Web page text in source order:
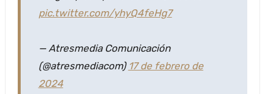
pic.twitter.com/yhyQ4feHg7
— Atresmedia Comunicación
(@atresmediacom) 17 de febrero de
2024